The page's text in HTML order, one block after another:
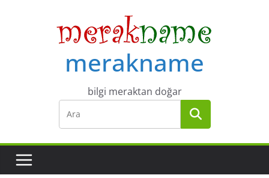
merakname
bilgi meraktan doğar